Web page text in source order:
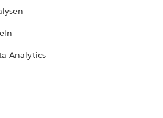
Analytics